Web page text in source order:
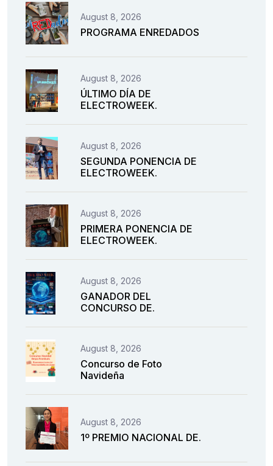
August 8, 2026
PROGRAMA ENREDADOS
August 8, 2026
ÚLTIMO DÍA DE
ELECTROWEEK.
August 8, 2026
SEGUNDA PONENCIA DE
ELECTROWEEK.
August 8, 2026
PRIMERA PONENCIA DE
ELECTROWEEK.
August 8, 2026
GANADOR DEL
CONCURSO DE.
August 8, 2026
Concurso de Foto
Navideña
August 8, 2026
1º PREMIO NACIONAL DE.